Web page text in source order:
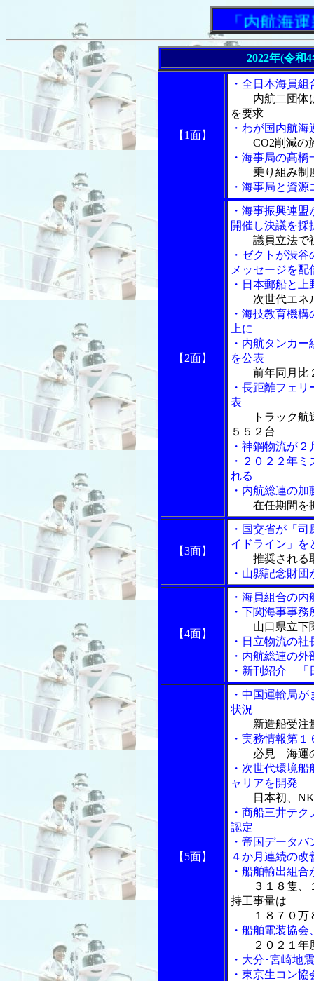
「内航海運新
2022年(令和
【1面】
・全日本海員
内航二団体
を要求
・わが国内航
CO2削減の
・海事局の髙
乗り組み制
・海事局と資
【2面】
・海事振興連
開催し決議を採
議員立法で
・ゼクトが渋
メッセージを配
・日本郵船と
次世代エネ
・海技教育機
上に
・内航タンカ
を公表
前年同月比
・長距離フェ
表
トラック
５５２台
・神鋼物流が
・２０２２年
れる
・内航総連の
在任期間を
【3面】
・国交省が「
イドライン」を
推奨される
・山縣記念財
【4面】
・海員組合の
・下関海事事
山口県立下
・日立物流の
・内航総連の
・新刊紹介 「
【5面】
・中国運輸局
状況
新造船受注
・実務情報第
必見 海運
・次世代環境
ャリアを開発
日本初、
・商船三井テ
認定
・帝国データ
４か月連続の改
・船舶輸出組
３１８隻
持工事量は
１８７０万
・船舶電装協
２０２１
・大分･宮崎地
・東京生コン